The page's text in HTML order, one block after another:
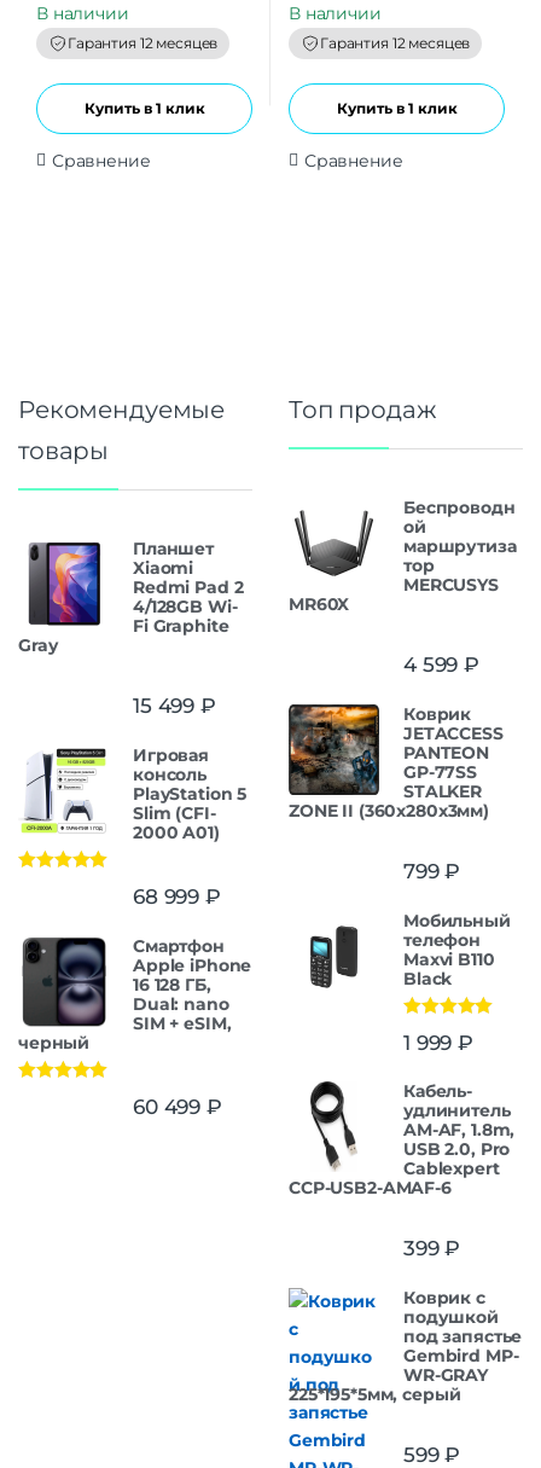
t
o
f
5
В наличии
Гарантия 12 месяцев
Купить в 1 клик
Сравнение
t
o
f
5
В наличии
Гарантия 12 месяцев
Купить в 1 клик
Сравнение
Рекомендуемые
товары
Планшет
Xiaomi
Redmi Pad 2
4/128GB Wi-
Fi Graphite
Gray
15 499 ₽
Игровая
консоль
PlayStation 5
Slim (CFI-
2000 A01)
68 999 ₽
Смартфон
Apple iPhone
16 128 ГБ,
Dual: nano
SIM + eSIM,
черный
60 499 ₽
Топ продаж
Беспроводн
ой
маршрутиза
тор
MERCUSYS
MR60X
4 599 ₽
Коврик
JETACCESS
PANTEON
GP-77SS
STALKER
ZONE II (360x280x3мм)
799₽
Мобильный
телефон
Maxvi B110
Black
из 5
1 999 ₽
Кабель-
удлинитель
AM-AF, 1.8m,
USB 2.0, Pro
Cablexpert
CCP-USB2-AMAF-6
399₽
Коврик с
подушкой
под запястье
Gembird MP-
WR-GRAY
225*195*5мм, серый
599₽